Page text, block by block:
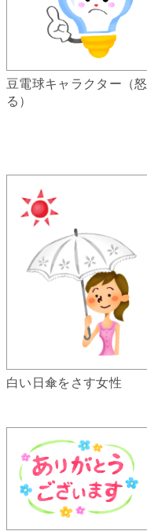
豆電球キャラクター（怒
る）
白い日傘をさす女性